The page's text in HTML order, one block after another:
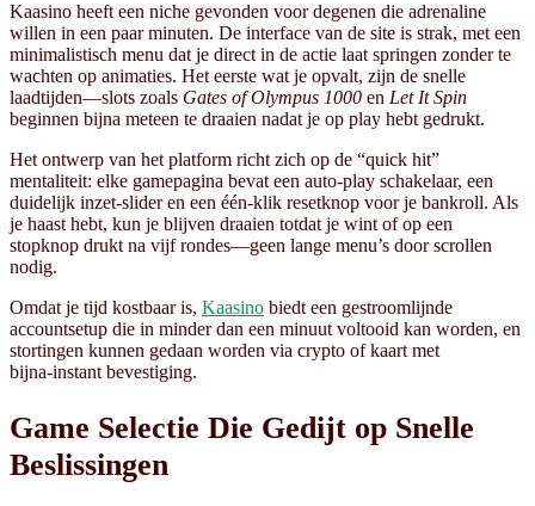
Kaasino heeft een niche gevonden voor degenen die adrenaline
willen in een paar minuten. De interface van de site is strak, met een
minimalistisch menu dat je direct in de actie laat springen zonder te
wachten op animaties. Het eerste wat je opvalt, zijn de snelle
laadtijden—slots zoals Gates of Olympus 1000 en Let It Spin
beginnen bijna meteen te draaien nadat je op play hebt gedrukt.
Het ontwerp van het platform richt zich op de “quick hit”
mentaliteit: elke gamepagina bevat een auto‑play schakelaar, een
duidelijk inzet‑slider en een één‑klik resetknop voor je bankroll. Als
je haast hebt, kun je blijven draaien totdat je wint of op een
stopknop drukt na vijf rondes—geen lange menu’s door scrollen
nodig.
Omdat je tijd kostbaar is, Kaasino biedt een gestroomlijnde
accountsetup die in minder dan een minuut voltooid kan worden, en
stortingen kunnen gedaan worden via crypto of kaart met
bijna‑instant bevestiging.
Game Selectie Die Gedijt op Snelle
Beslissingen